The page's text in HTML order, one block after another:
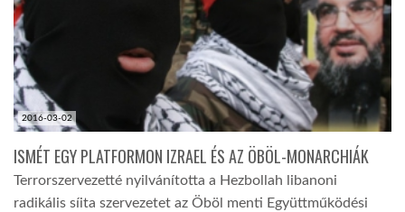
A VILÁG ITTHON
2016-03-02
ISMÉT EGY PLATFORMON IZRAEL ÉS AZ ÖBÖL-MONARCHIÁK
Terrorszervezetté nyilvánította a Hezbollah libanoni
radikális síita szervezetet az Öböl menti Együttműködési